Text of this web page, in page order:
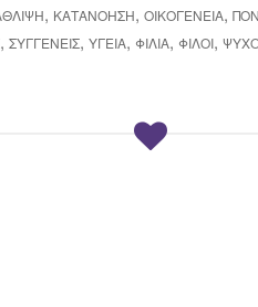
, ΚΑΤΑΝΌΗΣΗ, ΟΙΚΟΓΈΝΕΙΑ,
, ΣΥΓΓΕΝΕΊΣ, ΥΓΕΊΑ, ΦΙΛΊΑ, ΦΊΛΟΙ,